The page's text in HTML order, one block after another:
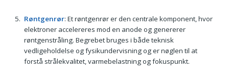
Røntgenrør: Et røntgenrør er den centrale komponent, hvor
elektroner accelereres mod en anode og genererer
røntgenstråling. Begrebet bruges i både teknisk
vedligeholdelse og fysikundervisning og er nøglen til at
forstå strålekvalitet, varmebelastning og fokuspunkt.